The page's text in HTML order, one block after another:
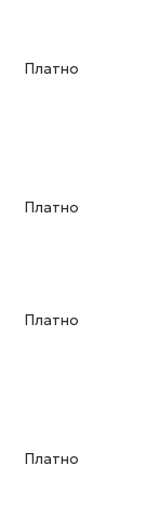
Платно
Платно
Платно
Платно